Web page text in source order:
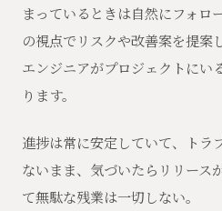
まっているときは自然にフォロ
の視点でリスクや改善案を提案
エンジニアがプロジェクトにい
ります。
進捗は常に安定していて、トラ
ないまま、気づいたらリリース
て無駄な残業は一切しない。